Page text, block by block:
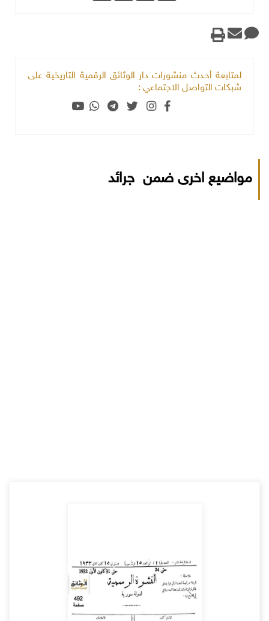
لمتابعة أحدث منشورات دار الوثائق الرقمية التاريخية على
شبكات التواصل الاجتماعي :
مواضيع اخرى ضمن جرائد